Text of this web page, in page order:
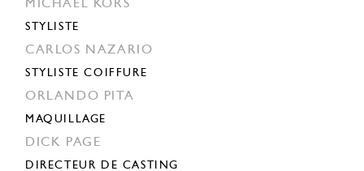
MICHAEL KORS
STYLISTE
CARLOS NAZARIO
STYLISTE COIFFURE
ORLANDO PITA
MAQUILLAGE
DICK PAGE
DIRECTEUR DE CASTING